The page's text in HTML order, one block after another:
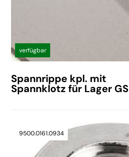
verfügbar
Spannrippe kpl. mit
Spannklotz für Lager GS
9500.0161.0934